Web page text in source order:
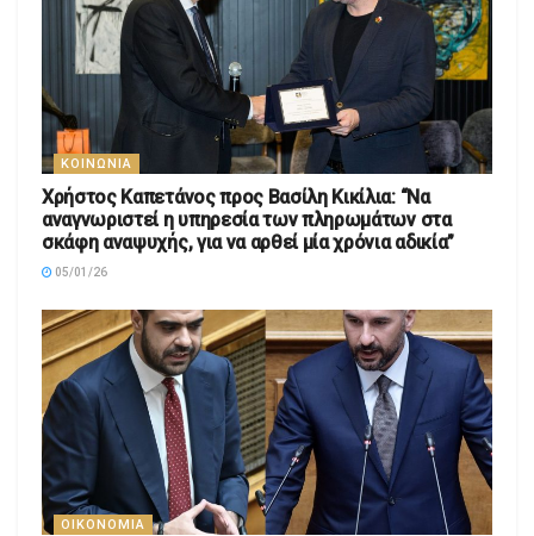
ΚΟΙΝΩΝΊΑ
Χρήστος Καπετάνος προς Βασίλη Κικίλια: “Να
αναγνωριστεί η υπηρεσία των πληρωμάτων στα
σκάφη αναψυχής, για να αρθεί μία χρόνια αδικία”
05/01/26
ΟΙΚΟΝΟΜΊΑ
Κόντρα Μαρινάκη-Τζανακόπουλου στη Βουλή για τη
χρεοκοπία και τα μνημόνια